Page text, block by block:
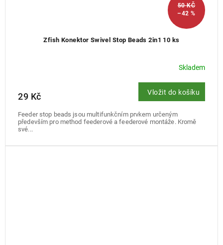
50 KČ
–42 %
Zfish Konektor Swivel Stop Beads 2in1 10 ks
Skladem
29 Kč Vložit do košíku
Feeder stop beads jsou multifunkčním prvkem určeným
především pro method feederové a feederové montáže. Kromě
své...